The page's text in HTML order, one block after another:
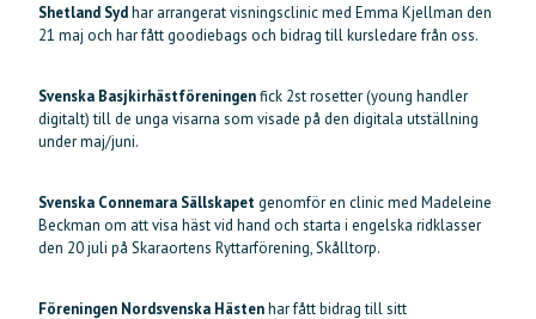
Shetland Sydhar arrangerat visningsclinic med Emma Kjellman den
21 maj och har fått goodiebags och bidrag till kursledare från oss.
Svenska Basjkirhästföreningenfick 2st rosetter (young handler
digitalt) till de unga visarna som visade på den digitala utställning
under maj/juni.
Svenska Connemara Sällskapetgenomför en clinic med Madeleine
Beckman om att visa häst vid hand och starta i engelska ridklasser
den 20 juli på Skaraortens Ryttarförening, Skålltorp.
Föreningen Nordsvenska Hästenhar fått bidrag till sitt